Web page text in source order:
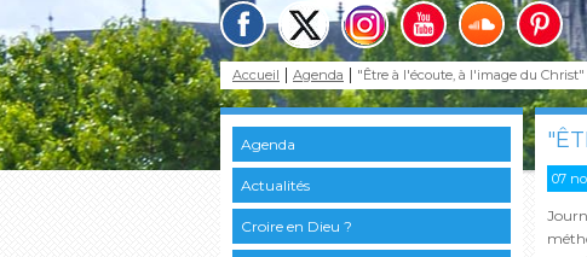
Accueil Agenda "Être à l'écoute, à l'image du Christ"
Agenda
Actualités
Croire en Dieu ?
07